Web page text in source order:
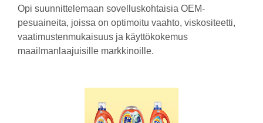
Opi suunnittelemaan sovelluskohtaisia ​​OEM-
pesuaineita, joissa on optimoitu vaahto, viskositeetti,
vaatimustenmukaisuus ja käyttökokemus
maailmanlaajuisille markkinoille.